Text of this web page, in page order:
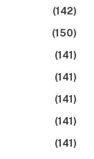
(142)
(150)
(141)
(141)
(141)
(141)
(141)